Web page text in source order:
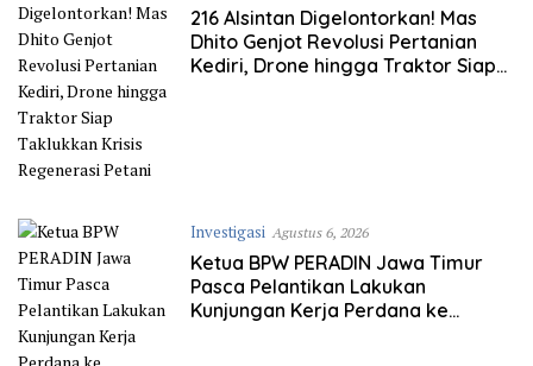
216 Alsintan Digelontorkan! Mas
Dhito Genjot Revolusi Pertanian
Kediri, Drone hingga Traktor Siap
Investigasi Agustus 6, 2026
Ketua BPW PERADIN Jawa Timur
Pasca Pelantikan Lakukan
Kunjungan Kerja Perdana ke